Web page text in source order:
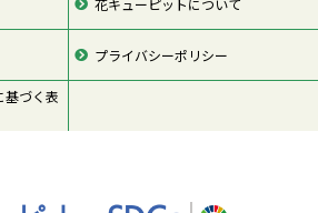
プライバシーポリシー
基づく表